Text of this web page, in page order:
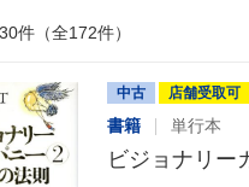
件（全172件）
中古 店舗受取可
書籍 単行本
ビジョナリー